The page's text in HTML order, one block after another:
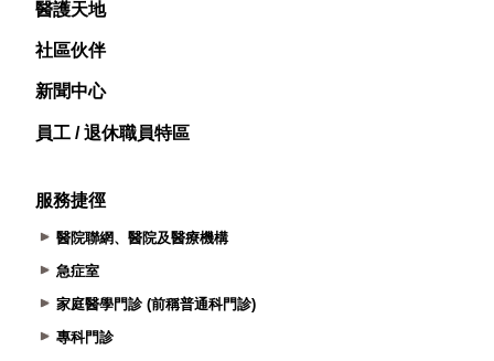
醫護天地
社區伙伴
新聞中心
員工 / 退休職員特區
服務捷徑
醫院聯網、醫院及醫療機構
急症室
家庭醫學門診 (前稱普通科門診)
專科門診